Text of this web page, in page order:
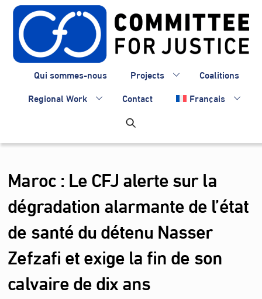
Skip
content
Qui sommes-nous Projects
Coalitions
Regional Work
Contact Français
Maroc : Le CFJ alerte sur la
dégradation alarmante de l’état
de santé du détenu Nasser
Zefzafi et exige la fin de son
calvaire de dix ans